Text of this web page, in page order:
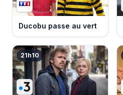
Ducobu passe au vert
21h10